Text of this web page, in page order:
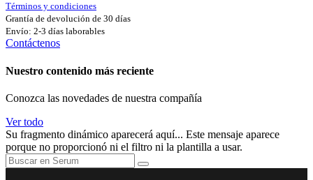
Términos y condiciones
Grantía de devolución de 30 días
Envío: 2-3 días laborables
Contáctenos
Nuestro contenido más reciente
Conozca las novedades de nuestra compañía
Ver todo
Su fragmento dinámico aparecerá aquí... Este mensaje aparece
porque no proporcionó ni el filtro ni la plantilla a usar.